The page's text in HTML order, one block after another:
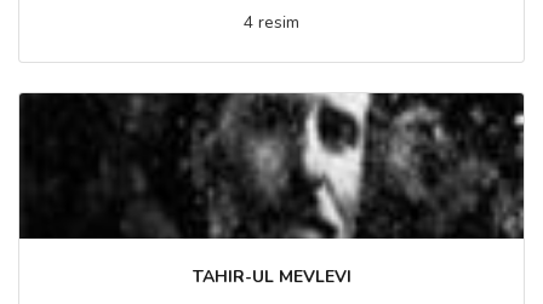
4 resim
TAHIR-UL MEVLEVI